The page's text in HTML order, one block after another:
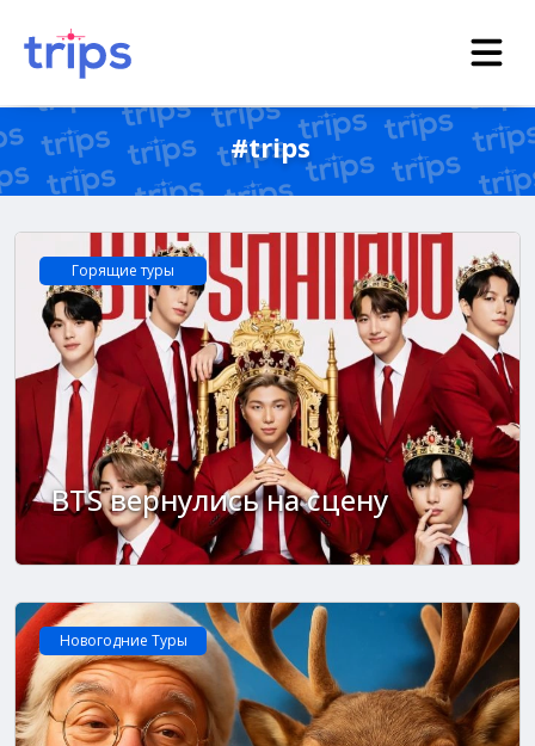
#trips
Горящие туры
BTS вернулись на сцену
Новогодние Туры